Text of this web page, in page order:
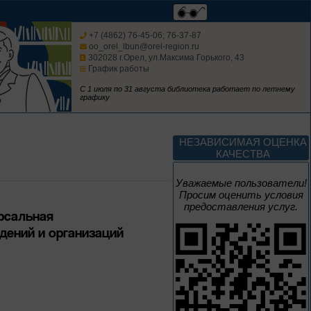
+7 (4862) 76-45-06; 76-37-87
oo_orel_lbun@orel-region.ru
302028 г.Орел, ул.Максима Горького, 43
График работы
С 1 июля по 31 августа библиотека работает по летнему
графику
и организаций
НЕЗАВИСИМАЯ ОЦЕНКА
КАЧЕСТВА
Уважаемые пользователи!
Просим оценить условия
предоставления услуг.
Изучаем русский
язык
Россия: приглашение
в путешествие
Цикл выставок литературы
До конца года
Мастера кисти:
галерея талантов
Цикл выставок литературы